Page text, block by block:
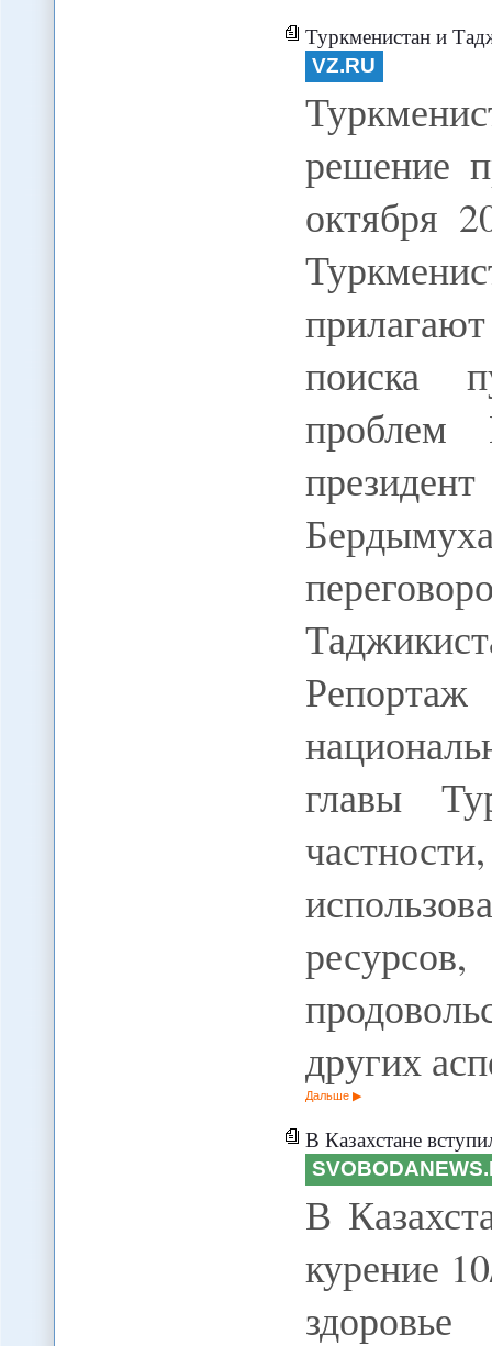
Туркменистан и
VZ.RU
решение
октября
поиска
проблем
главы
других
Дальше
В Казахстане
В
курение